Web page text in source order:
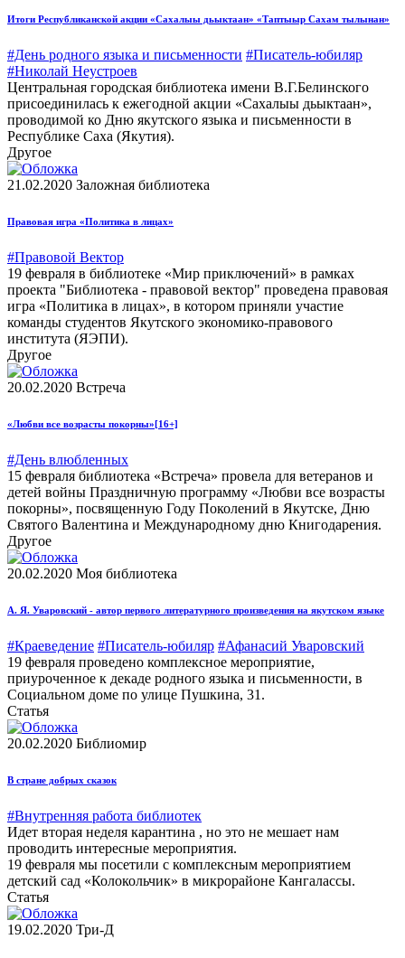
Итоги Республиканской акции «Сахалыы дьыктаан» «Таптыыр Сахам тылынан»
#День родного языка и письменности #Писатель-юбиляр
#Николай Неустроев
Центральная городская библиотека имени В.Г.Белинского
присоединилась к ежегодной акции «Сахалыы дьыктаан»,
проводимой ко Дню якутского языка и письменности в
Республике Саха (Якутия).
Другое
21.02.2020 Заложная библиотека
Правовая игра «Политика в лицах»
#Правовой Вектор
19 февраля в библиотеке «Мир приключений» в рамках
проекта "Библиотека - правовой вектор" проведена правовая
игра «Политика в лицах», в котором приняли участие
команды студентов Якутского экономико-правового
института (ЯЭПИ).
Другое
20.02.2020 Встреча
«Любви все возрасты покорны»[16+]
#День влюбленных
15 февраля библиотека «Встреча» провела для ветеранов и
детей войны Праздничную программу «Любви все возрасты
покорны», посвященную Году Поколений в Якутске, Дню
Святого Валентина и Международному дню Книгодарения.
Другое
20.02.2020 Моя библиотека
А. Я. Уваровский - автор первого литературного произведения на якутском языке
#Краеведение #Писатель-юбиляр #Афанасий Уваровский
19 февраля проведено комплексное мероприятие,
приуроченное к декаде родного языка и письменности, в
Социальном доме по улице Пушкина, 31.
Статья
20.02.2020 Библиомир
В стране добрых сказок
#Внутренняя работа библиотек
Идет вторая неделя карантина , но это не мешает нам
проводить интересные мероприятия.
19 февраля мы посетили с комплексным мероприятием
детский сад «Колокольчик» в микрорайоне Кангалассы.
Статья
19.02.2020 Три-Д